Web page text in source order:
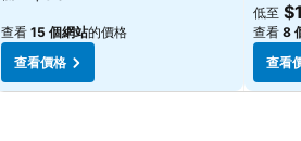
查看 15 個網站的價格
查看價格
低至
查看 8
查看